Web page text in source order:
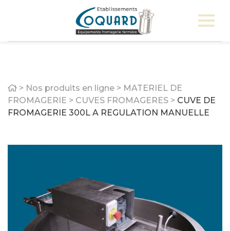
Home
> Nos produits en ligne > MATERIEL DE
FROMAGERIE > CUVES FROMAGERES > CUVE DE
FROMAGERIE 300L A REGULATION MANUELLE